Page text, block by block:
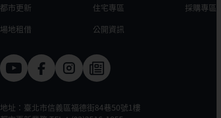
都市更新
住宅專區
採購專區
場地租借
公開資訊
地址：臺北市信義區福德街84巷50號1樓